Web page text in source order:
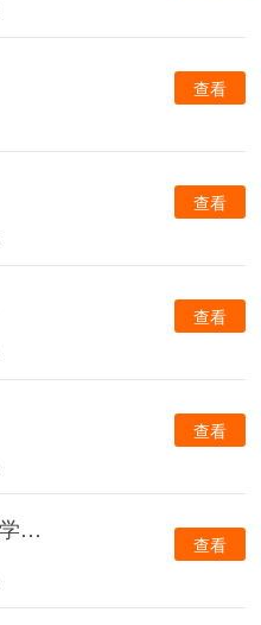
查看
查看
查看
查看
Doing-番茄待办x学习专注
查看